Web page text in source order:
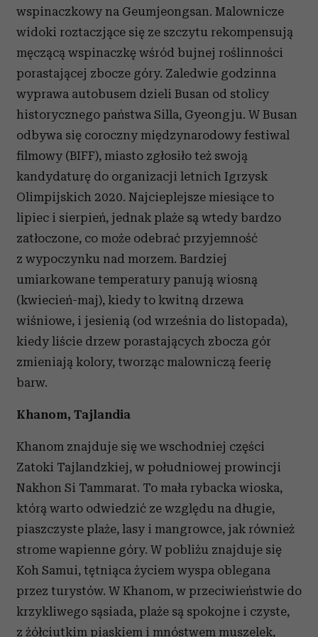
wspinaczkowy na Geumjeongsan. Malownicze
widoki roztaczjące się ze szczytu rekompensują
męczącą wspinaczkę wśród bujnej roślinności
porastającej zbocze góry. Zaledwie godzinna
wyprawa autobusem dzieli Busan od stolicy
historycznego państwa Silla, Gyeongju. W Busan
odbywa się coroczny międzynarodowy festiwal
filmowy (BIFF), miasto zgłosiło też swoją
kandydaturę do organizacji letnich Igrzysk
Olimpijskich 2020. Najcieplejsze miesiące to
lipiec i sierpień, jednak plaże są wtedy bardzo
zatłoczone, co może odebrać przyjemność
z wypoczynku nad morzem. Bardziej
umiarkowane temperatury panują wiosną
(kwiecień-maj), kiedy to kwitną drzewa
wiśniowe, i jesienią (od września do listopada),
kiedy liście drzew porastających zbocza gór
zmieniają kolory, tworząc malowniczą feerię
barw.
Khanom, Tajlandia
Khanom znajduje się we wschodniej części
Zatoki Tajlandzkiej, w południowej prowincji
Nakhon Si Tammarat. To mała rybacka wioska,
którą warto odwiedzić ze względu na długie,
piaszczyste plaże, lasy i mangrowce, jak również
strome wapienne góry. W pobliżu znajduje się
Koh Samui, tętniąca życiem wyspa oblegana
przez turystów. W Khanom, w przeciwieństwie do
krzykliwego sąsiada, plaże są spokojne i czyste,
z żółciutkim piaskiem i mnóstwem muszelek,